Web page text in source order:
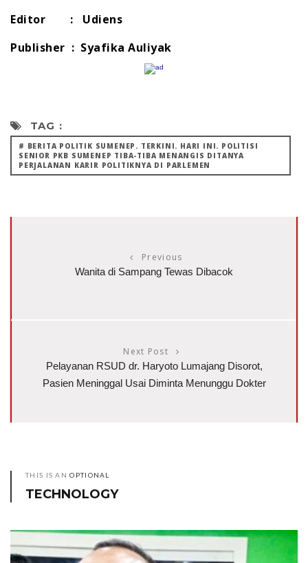
Editor : Udiens
Publisher : Syafika Auliyak
TAG :
# BERITA POLITIK SUMENEP. TERKINI. HARI INI. POLITISI
SENIOR PKB SUMENEP TIBA-TIBA MENANGIS DITANYA
PERJALANAN KARIR POLITIKNYA DI PARLEMEN
Previous
Wanita di Sampang Tewas Dibacok
Next Post
Pelayanan RSUD dr. Haryoto Lumajang Disorot,
Pasien Meninggal Usai Diminta Menunggu Dokter
THIS IS ANOPTIONAL
TECHNOLOGY